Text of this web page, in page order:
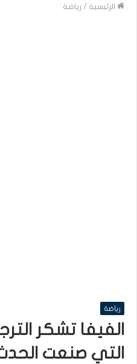
الرئيسية / رياضة
رياضة
الفيفا تشكر
التي صنعت